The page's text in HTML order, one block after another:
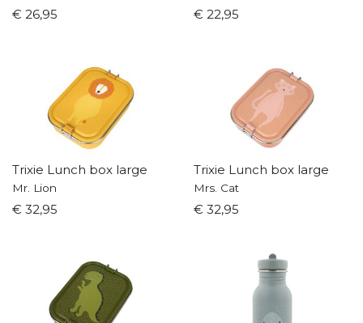
€ 26,95 € 22,95
Trixie Lunch box large
Mr. Lion
€ 32,95
Trixie Lunch box large
Mrs. Cat
€ 32,95